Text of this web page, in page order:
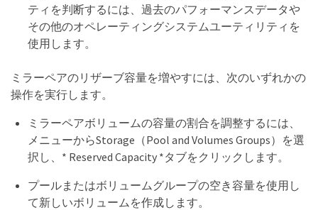
ティを判断するには、過去のパフォーマンスデータや
その他のオペレーティングシステムユーティリティを
使用します。
ミラーペアのリザーブ容量を増やすには、次のいずれかの
操作を実行します。
ミラーペアボリュームの容量の割合を調整するには、
メニューからStorage（Pool and Volumes Groups）を選
択し、* Reserved Capacity *タブをクリックします。
プールまたはボリュームグループの空き容量を使用し
て新しいボリュームを作成します。